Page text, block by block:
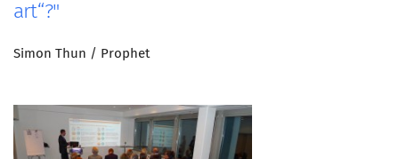
art“?"
Simon Thun / Prophet